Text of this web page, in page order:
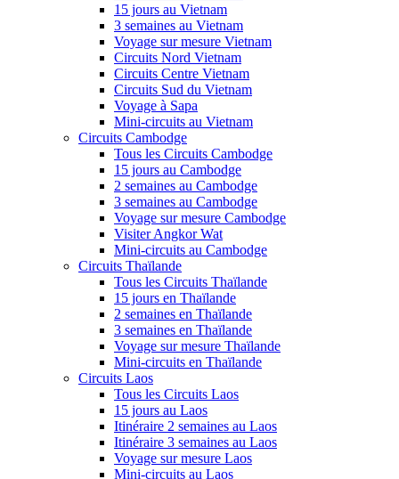
15 jours au Vietnam
3 semaines au Vietnam
Voyage sur mesure Vietnam
Circuits Nord Vietnam
Circuits Centre Vietnam
Circuits Sud du Vietnam
Voyage à Sapa
Mini-circuits au Vietnam
Circuits Cambodge
Tous les Circuits Cambodge
15 jours au Cambodge
2 semaines au Cambodge
3 semaines au Cambodge
Voyage sur mesure Cambodge
Visiter Angkor Wat
Mini-circuits au Cambodge
Circuits Thaïlande
Tous les Circuits Thaïlande
15 jours en Thaïlande
2 semaines en Thaïlande
3 semaines en Thaïlande
Voyage sur mesure Thaïlande
Mini-circuits en Thaïlande
Circuits Laos
Tous les Circuits Laos
15 jours au Laos
Itinéraire 2 semaines au Laos
Itinéraire 3 semaines au Laos
Voyage sur mesure Laos
Mini-circuits au Laos